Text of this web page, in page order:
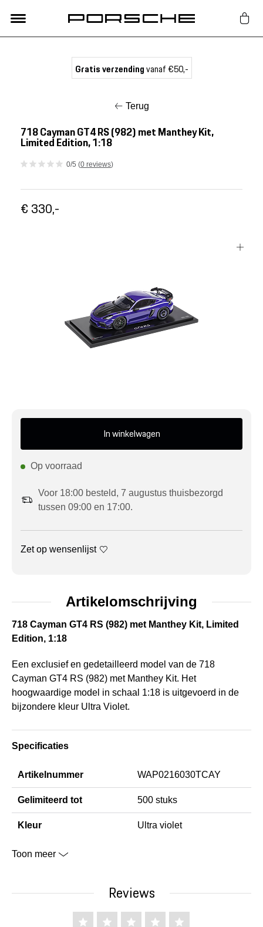
Nieuw
Meer Porsche
Gratis verzendingvanaf €50,-
Terug
718 Cayman GT4 RS (982) met Manthey Kit,
Limited Edition, 1:18
0/5 (0 reviews)
€ 330,-
In winkelwagen
Op voorraad
Voor 18:00 besteld, 7 augustus thuisbezorgd
tussen 09:00 en 17:00.
Zet op wensenlijst
Artikelomschrijving
718 Cayman GT4 RS (982) met Manthey Kit, Limited
Edition, 1:18
Een exclusief en gedetailleerd model van de 718
Cayman GT4 RS (982) met Manthey Kit. Het
hoogwaardige model in schaal 1:18 is uitgevoerd in de
bijzondere kleur Ultra Violet.
Specificaties
Artikelnummer WAP0216030TCAY
Gelimiteerd tot 500 stuks
Kleur Ultra violet
Toon meer
Reviews